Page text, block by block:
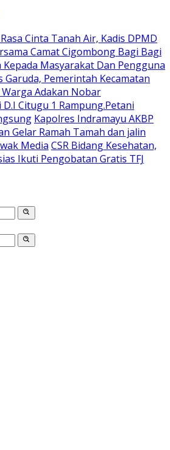
Cinta Tanah Air, Kadis DPMD
Camat Cigombong Bagi Bagi
Masyarakat Dan Pengguna
Garuda, Pemerintah Kecamatan
Adakan Nobar
Citugu 1 Rampung.Petani
Kapolres Indramayu AKBP
Gelar Ramah Tamah dan jalin
Media CSR Bidang Kesehatan,
Ikuti Pengobatan Gratis TFJ